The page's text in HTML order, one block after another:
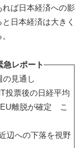
ば日本経済への影
日本経済は大きく
レポート
見通し
投票後の日経平均
EU離脱が確定 こ
辺への下落を視野